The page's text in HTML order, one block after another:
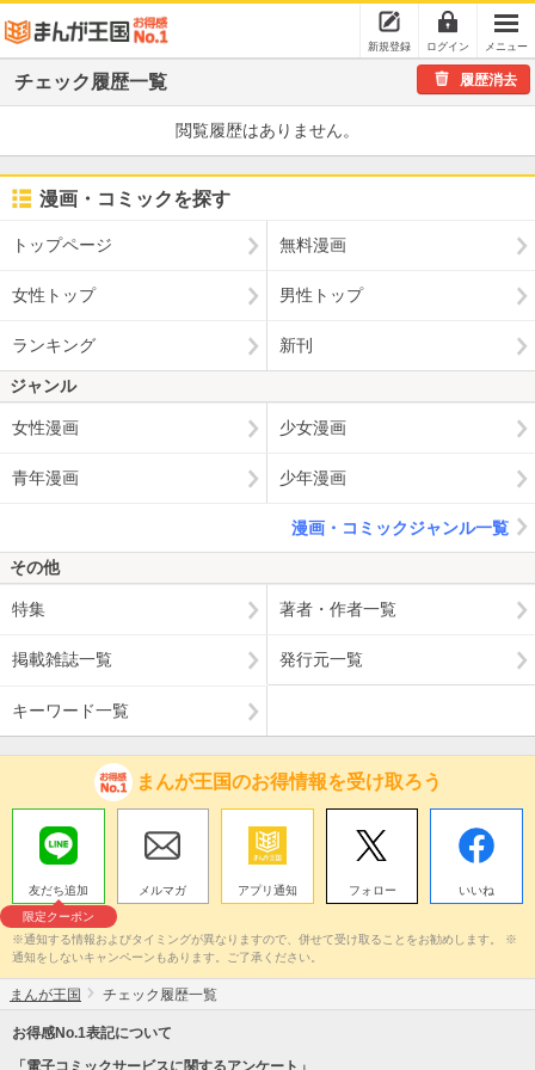
新規登録 ログイン メニュー
履歴消去
チェック 履歴一覧
閲覧履歴はありません。
漫画・コミックを探す
トップページ 無料漫画
女性トップ 男性トップ
ランキング 新刊
ジャンル
女性漫画 少女漫画
青年漫画 少年漫画
漫画・コミックジャンル一覧
その他
特集 著者・作者一覧
掲載雑誌一覧 発行元一覧
キーワード一覧
まんが王国のお得情報を受け取ろう
友だち追加
限定クーポン
メルマガ アプリ通知 フォロー いいね
※通知する情報およびタイミングが異なりますので、併せて受け取ることをお勧めします。 ※
通知をしないキャンペーンもあります。ご了承ください。
まんが王国 チェック履歴一覧
お得感No.1表記について
「電子コミックサービスに関するアンケート」